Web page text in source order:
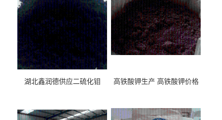
湖北鑫润德供应二硫化钼 高铁酸钾生产 高铁酸钾价格